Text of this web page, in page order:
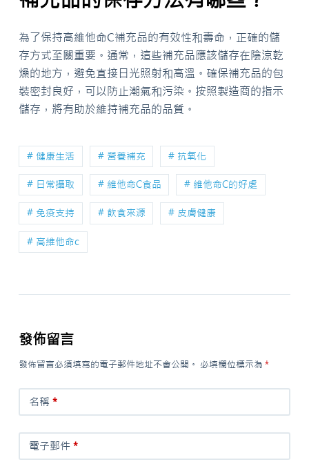
為了保持高維他命C補充品的有效性和壽命，正確的儲
存方式至關重要。通常，這些補充品應該儲存在陰涼乾
燥的地方，避免直接日光照射和高溫。確保補充品的包
裝密封良好，可以防止潮氣和污染。按照製造商的指示
儲存，將有助於維持補充品的品質。
# 健康生活 # 營養補充 # 抗氧化
# 日常攝取 # 維他命C食品 # 維他命C的好處
# 免疫支持 # 飲食來源 # 皮膚健康
# 高維他命c
發佈留言
發佈留言必須填寫的電子郵件地址不會公開。 必填欄位標示為 *
名稱 *
電子郵件*